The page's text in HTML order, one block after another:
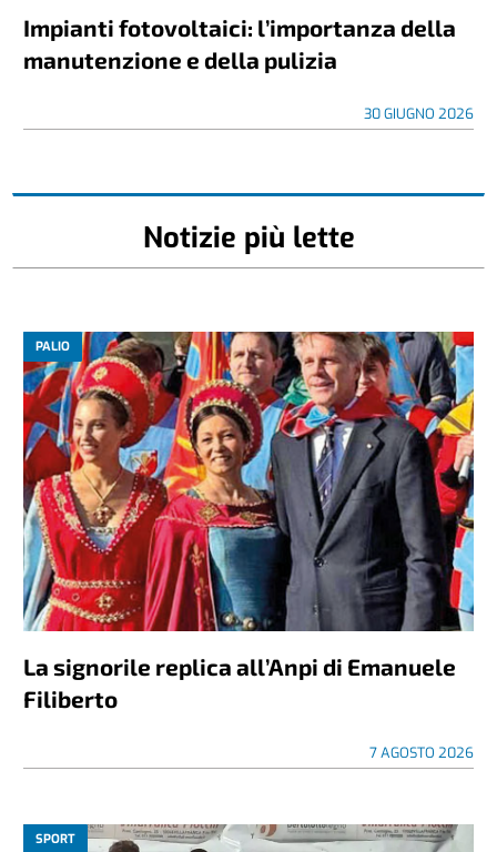
Impianti fotovoltaici: l’importanza della
manutenzione e della pulizia
30 GIUGNO 2026
Notizie più lette
PALIO
La signorile replica all’Anpi di Emanuele
Filiberto
7 AGOSTO 2026
SPORT